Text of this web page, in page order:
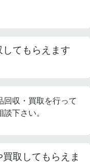
てもらえます
回収・買取を行って
下さい。
取してもらえま